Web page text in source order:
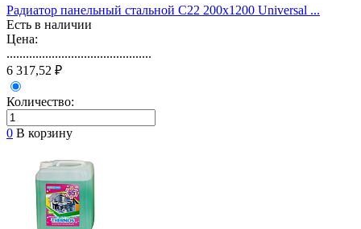
Радиатор панельный стальной С22 200х1200 Universal ...
Есть в наличии
Цена:
.............................................
6 317,52 ₽
Количество:
0 В корзину